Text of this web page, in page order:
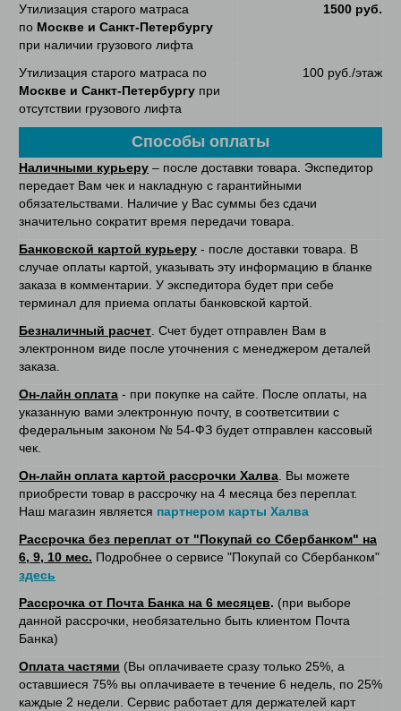
Утилизация старого матраса
по Москве и Санкт-Петербургу
при наличии грузового лифта
1500 руб.
Утилизация старого матраса по
Москве и Санкт-Петербургу при
отсутствии грузового лифта
100 руб./этаж
Способы оплаты
Наличными курьеру – после доставки товара. Экспедитор
передает Вам чек и накладную с гарантийными
обязательствами. Наличие у Вас суммы без сдачи
значительно сократит время передачи товара.
Банковской картой курьеру - после доставки товара. В
случае оплаты картой, указывать эту информацию в бланке
заказа в комментарии. У экспедитора будет при себе
терминал для приема оплаты банковской картой.
Безналичный расчет . Счет будет отправлен Вам в
электронном виде после уточнения с менеджером деталей
заказа.
Он-лайн оплата - при покупке на сайте. После оплаты, на
указанную вами электронную почту, в соответситвии с
федеральным законом № 54-ФЗ будет отправлен кассовый
чек.
Он-лайн оплата картой рассрочки Халва . Вы можете
приобрести товар в рассрочку на 4 месяца без переплат.
Наш магазин является партнером карты Халва
Рассрочка без переплат от "Покупай со Сбербанком" на
6, 9, 10 мес. Подробнее о сервисе "Покупай со Сбербанком"
здесь
Рассрочка от Почта Банка на 6 месяцев. (при выборе
данной рассрочки, необязательно быть клиентом Почта
Банка)
Оплата частями (Вы оплачиваете сразу только 25%, а
оставшиеся 75% вы оплачиваете в течение 6 недель, по 25%
каждые 2 недели. Сервис работает для держателей карт